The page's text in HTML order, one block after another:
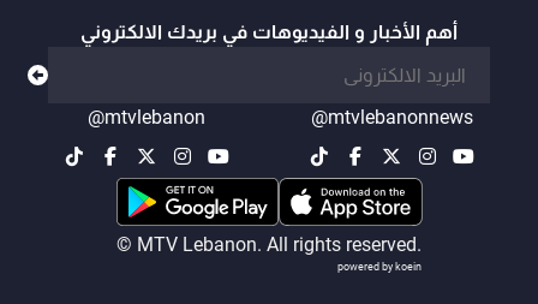
أهم الأخبار و الفيديوهات في بريدك الالكتروني
@mtvlebanonnews
@mtvlebanon
© MTV Lebanon. All rights reserved.
powered by koein